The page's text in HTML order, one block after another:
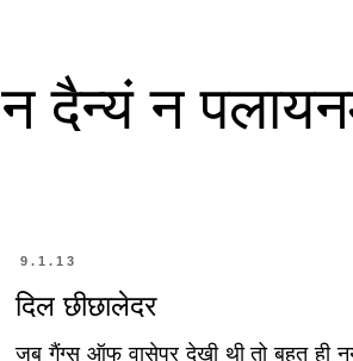
न दैन्यं न
9.1.13
दिल छीछालेदर
जब गैंग्स ऑफ वासेपुर देखी थी तो बहुत ही